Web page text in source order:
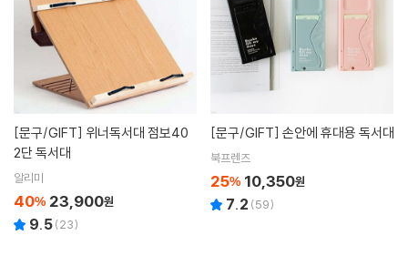
[문구/GIFT]
2단 독서대
알리미
40% 23,900원
9.5(23)
[문구/GIFT] 손안에 휴대용 독서대
북프렌즈
25% 10,350원
7.2 (59)